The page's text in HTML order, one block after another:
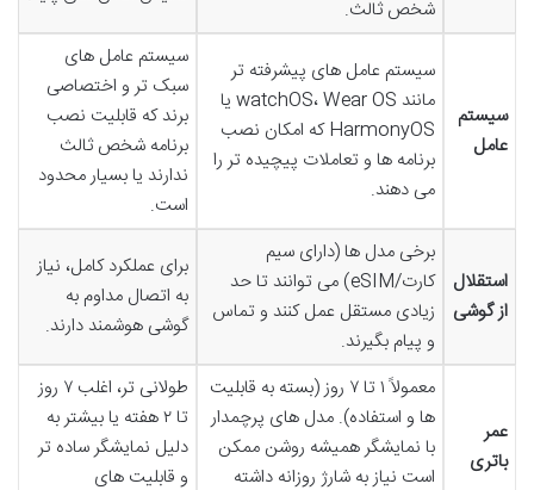
شخص ثالث.
سیستم
عامل
سیستم عامل های پیشرفته تر
مانند watchOS، Wear OS یا
HarmonyOS که امکان نصب
برنامه ها و تعاملات پیچیده تر را
می دهند.
سیستم عامل های
سبک تر و اختصاصی
برند که قابلیت نصب
برنامه شخص ثالث
ندارند یا بسیار محدود
است.
استقلال
از گوشی
برخی مدل ها (دارای سیم
کارت/eSIM) می توانند تا حد
زیادی مستقل عمل کنند و تماس
و پیام بگیرند.
برای عملکرد کامل، نیاز
به اتصال مداوم به
گوشی هوشمند دارند.
عمر
باتری
معمولاً ۱ تا ۷ روز (بسته به قابلیت
ها و استفاده). مدل های پرچمدار
با نمایشگر همیشه روشن ممکن
است نیاز به شارژ روزانه داشته
طولانی تر، اغلب ۷ روز
تا ۲ هفته یا بیشتر به
دلیل نمایشگر ساده تر
و قابلیت های